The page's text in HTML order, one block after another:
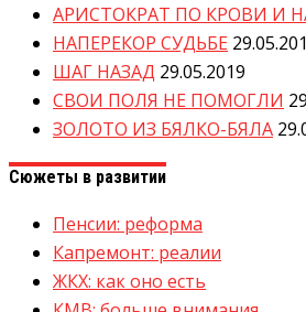
АРИСТОКРАТ ПО КРОВИ И
НАПЕРЕКОР СУДЬБЕ
ШАГ НАЗАД 29.05.2019
СВОИ ПОЛЯ НЕ ПОМОГЛИ
ЗОЛОТО ИЗ БЯЛКО-БЯЛА
Сюжеты в развитии
Пенсии: реформа
Капремонт: реалии
ЖКХ: как оно есть